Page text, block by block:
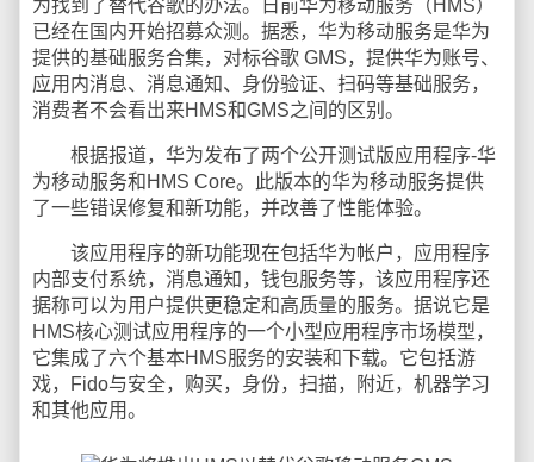
为找到了替代谷歌的办法。日前华为移动服务（HMS）
已经在国内开始招募众测。据悉，华为移动服务是华为
提供的基础服务合集，对标谷歌 GMS，提供华为账号、
应用内消息、消息通知、身份验证、扫码等基础服务，
消费者不会看出来HMS和GMS之间的区别。
根据报道，华为发布了两个公开测试版应用程序-华
为移动服务和HMS Core。此版本的华为移动服务提供
了一些错误修复和新功能，并改善了性能体验。
该应用程序的新功能现在包括华为帐户，应用程序
内部支付系统，消息通知，钱包服务等，该应用程序还
据称可以为用户提供更稳定和高质量的服务。据说它是
HMS核心测试应用程序的一个小型应用程序市场模型，
它集成了六个基本HMS服务的安装和下载。它包括游
戏，Fido与安全，购买，身份，扫描，附近，机器学习
和其他应用。